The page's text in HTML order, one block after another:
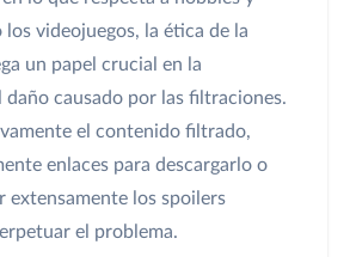
los videojuegos, la ética de la
un papel crucial en la
causado por las filtraciones.
el contenido filtrado,
enlaces para descargarlo o
extensamente los spoilers
el problema.